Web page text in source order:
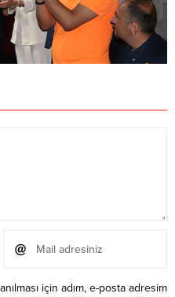
için adım, e-posta adresim